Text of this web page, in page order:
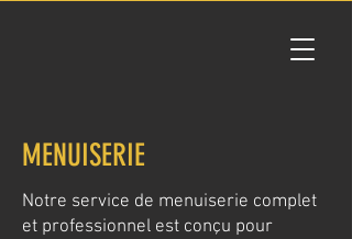
MENUISERIE
Notre service de menuiserie complet
et professionnel est conçu pour